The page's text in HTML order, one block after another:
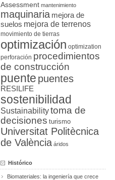
Assessment mantenimiento
maquinaria mejora de
suelos mejora de terrenos
movimiento de tierras
optimización optimization
perforación procedimientos
de construcción
puente puentes
RESILIFE
sostenibilidad
Sustainabilitytoma de
decisiones turismo
Universitat Politècnica
de València áridos
Histórico
Biomateriales: la ingeniería que crece